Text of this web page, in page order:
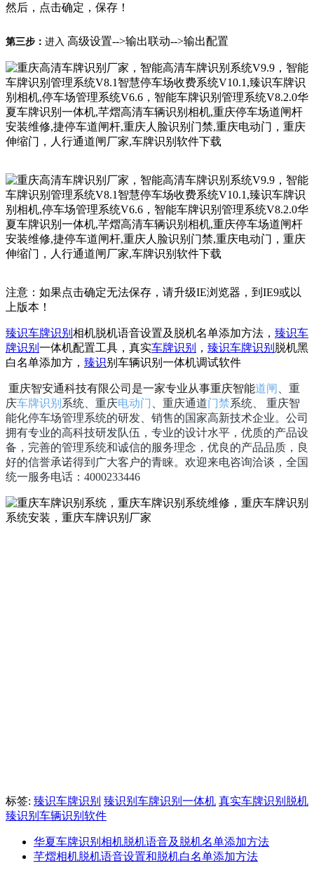
然后，点击确定，保存！
第三步： 进入 高级设置-->输出联动-->输出配置
注意：如果点击确定无法保存，请升级IE浏览器，到 IE9或以
上版本！
臻识车牌识别 相机脱机语音设置及脱机名单添加方法， 臻识车
牌识别 一体机配置工具，真实车牌识别 ， 臻识车牌识别 脱机黑
白名单添加方， 臻识别车辆识别一体机调试软件
重庆智安通科技有限公司是一家专业从事重庆智能道闸
、重
庆车牌识别 系统、重庆电动门 、重庆通道门禁系统、 重庆智
能化停车场管理系统的研发、销售的国家高新技术企业。公司
拥有专业的高科技研发队伍，专业的设计水平，优质的产品设
备，完善的管理系统和诚信的服务理念，优良的产品品质，良
好的信誉承诺得到广大客户的青睐。欢迎来电咨询洽谈，全国
统一服务电话：4000233446
标签: 臻识车牌识别 臻识别车牌识别一体机 真实车牌识别脱机
臻识别车辆识别软件
华夏车牌识别相机脱机语音及脱机名单添加方法
芊熠相机脱机语音设置和脱机白名单添加方法